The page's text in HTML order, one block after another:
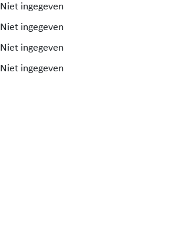
Niet ingegeven
Niet ingegeven
Niet ingegeven
Niet ingegeven